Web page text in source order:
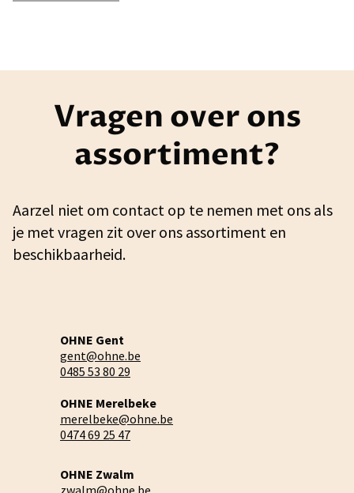
Vragen over ons
assortiment?
Aarzel niet om contact op te nemen met ons als
je met vragen zit over ons assortiment en
beschikbaarheid.
OHNE Gent
gent@ohne.be
0485 53 80 29
OHNE Merelbeke
merelbeke@ohne.be
0474 69 25 47
OHNE Zwalm
zwalm@ohne.be